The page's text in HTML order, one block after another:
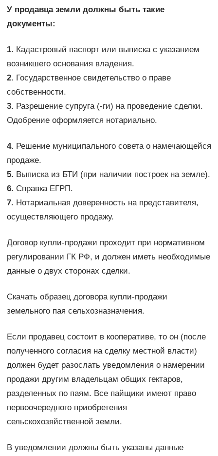
У продавца земли должны быть такие
документы:
1. Кадастровый паспорт или выписка с указанием
возникшего основания владения.
2. Государственное свидетельство о праве
собственности.
3. Разрешение супруга (-ги) на проведение сделки.
Одобрение оформляется нотариально.
4. Решение муниципального совета о намечающейся
продаже.
5. Выписка из БТИ (при наличии построек на земле).
6. Справка ЕГРП.
7. Нотариальная доверенность на представителя,
осуществляющего продажу.
Договор купли-продажи проходит при нормативном
регулировании ГК РФ, и должен иметь необходимые
данные о двух сторонах сделки.
Скачать образец договора купли-продажи
земельного пая сельхозназначения.
Если продавец состоит в кооперативе, то он (после
полученного согласия на сделку местной власти)
должен будет разослать уведомления о намерении
продажи другим владельцам общих гектаров,
разделенных по паям. Все пайщики имеют право
первоочередного приобретения
сельскохозяйственной земли.
В уведомлении должны быть указаны данные